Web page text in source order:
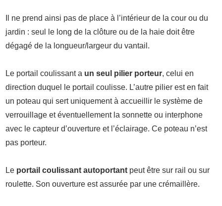
Il ne prend ainsi pas de place à l’intérieur de la cour ou du
jardin : seul le long de la clôture ou de la haie doit être
dégagé de la longueur/largeur du vantail.
Le portail coulissant a un seul pilier porteur, celui en
direction duquel le portail coulisse. L’autre pilier est en fait
un poteau qui sert uniquement à accueillir le système de
verrouillage et éventuellement la sonnette ou interphone
avec le capteur d’ouverture et l’éclairage. Ce poteau n’est
pas porteur.
Le portail coulissant autoportant peut être sur rail ou sur
roulette. Son ouverture est assurée par une crémaillère.